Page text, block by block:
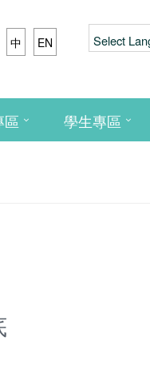
中 EN Select
區 學生專區